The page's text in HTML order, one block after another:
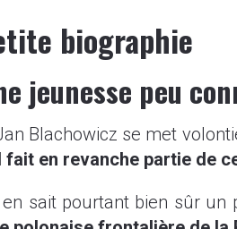
biographie
jeunesse peu
Blachowicz se met
fait en revanche partie de
en sait pourtant bien sûr un